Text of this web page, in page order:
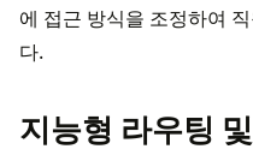
에 접근 방식을 조정하여
다.
지능형 라우팅